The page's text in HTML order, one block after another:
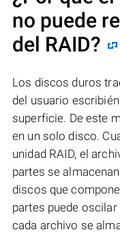
no puede
del RAID?
Los discos duros
del usuario
superficie. De este
en un solo disco.
unidad RAID, el
partes se
discos que
partes puede oscilar
cada archivo se